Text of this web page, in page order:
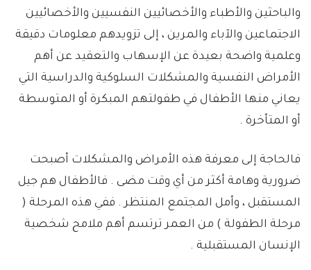
والباحثين والأطباء والأخصائيين النفسيين والأخصائيين
الاجتماعين والآباء والمرين ، إلى تزويدهم معلومات دقيقة
وعلمية واضحة بعيدة عن الإسهاب والتعقيد عن أهم
الأمراض النفسية والمشكلات السلوكية والدراسية التي
يعاني منها الأطفال في طفولتهم المبكرة أو المتوسطة
أو المتأخرة .
فالحاجة إلى معرفة هذه الأمراض والمشكلات أصبحت
ضرورية وهامة أكثر من أي وقت مضى . فالأطفال هم جيل
المستقبل ، وأمل المجتمع المنتظر . ففي هذه المرحلة (
مرحلة الطفولة ) من العمر ترتسم أهم ملامح شخصية
الإنسان المستقبلية .